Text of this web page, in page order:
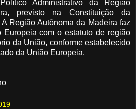
Administrativo da Região
previsto na Constituição da
Região Autônoma da Madeira faz
Europeia com o estatuto de região
da União, conforme estabelecido
da União Europeia.